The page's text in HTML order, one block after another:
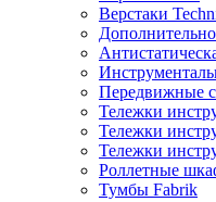
Верстаки
Передвижные
Тележки
Тележки
Тележки
Роллетные
Тумбы Fabrik